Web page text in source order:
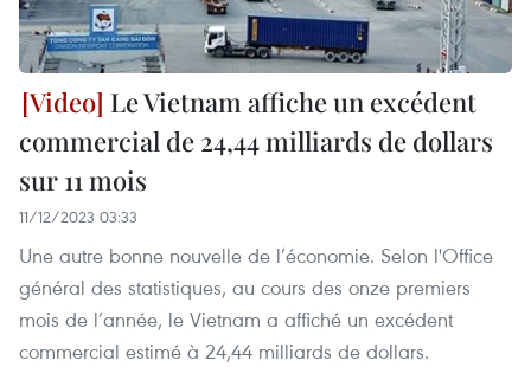
Le Vietnam affiche un excédent
commercial de 24,44 milliards de dollars
sur 11 mois
11/12/2023 03:33
Une autre bonne nouvelle de l’économie. Selon l'Office
général des statistiques, au cours des onze premiers
mois de l’année, le Vietnam a affiché un excédent
commercial estimé à 24,44 milliards de dollars.